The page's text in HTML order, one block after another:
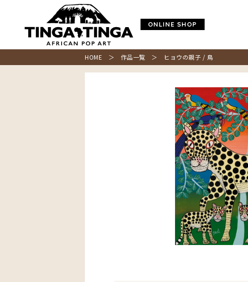
ONLINE SHOP
HOME ＞ 作品一覧 ＞ ヒョウの親子 / 鳥